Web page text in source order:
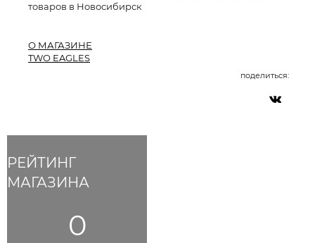
РЕЙТИНГ
МАГАЗИНА
0
товаров в Новосибирск
О МАГАЗИНЕ
TWO EAGLES
поделиться: